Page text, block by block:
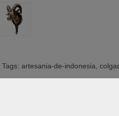
Tags: artesania-de-indonesia